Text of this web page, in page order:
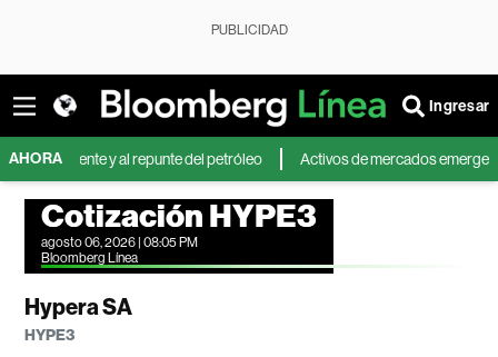
PUBLICIDAD
Ingresar
AHORA
Oriente y al repunte del petróleo Activos de mercados emergentes
Cotización HYPE3
agosto 06, 2026 | 08:05 PM
Bloomberg Línea
Hypera SA
HYPE3